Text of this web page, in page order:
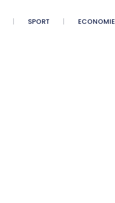
SPORT ECONOMIE